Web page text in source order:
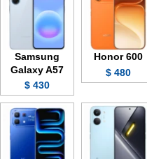
Honor 600
480 $
Samsung
Galaxy A57
430 $